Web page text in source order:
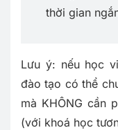
thời gian
Lưu ý: nếu học
đào tạo có thể
mà KHÔNG cần
(với khoá học